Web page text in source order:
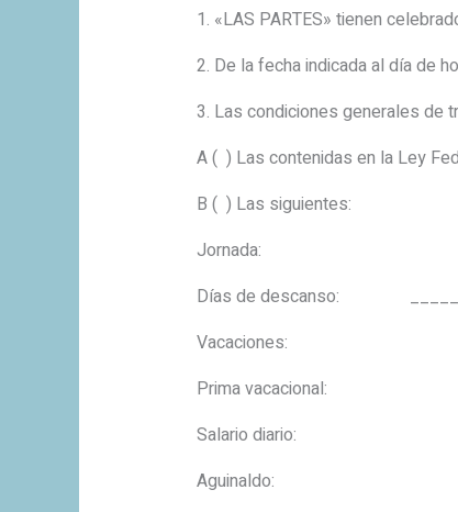
1. «LAS PARTES» tienen
2. De la fecha indicada al día de
3. Las condiciones generales de
A ( ) Las contenidas en la Ley
B ( ) Las siguientes:
Jornada:
Días de descanso:
Vacaciones:
Prima vacacional:
Salario diario:
Aguinaldo: